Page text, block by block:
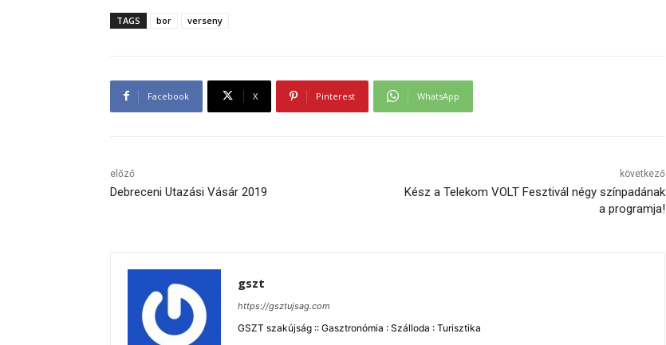
TAGS bor verseny
Facebook X Pinterest WhatsApp
előző
Debreceni Utazási Vásár 2019
következő
Kész a Telekom VOLT Fesztivál négy színpadának
a programja!
gszt
https://gsztujsag.com
GSZT szakújság :: Gasztronómia : Szálloda : Turisztika